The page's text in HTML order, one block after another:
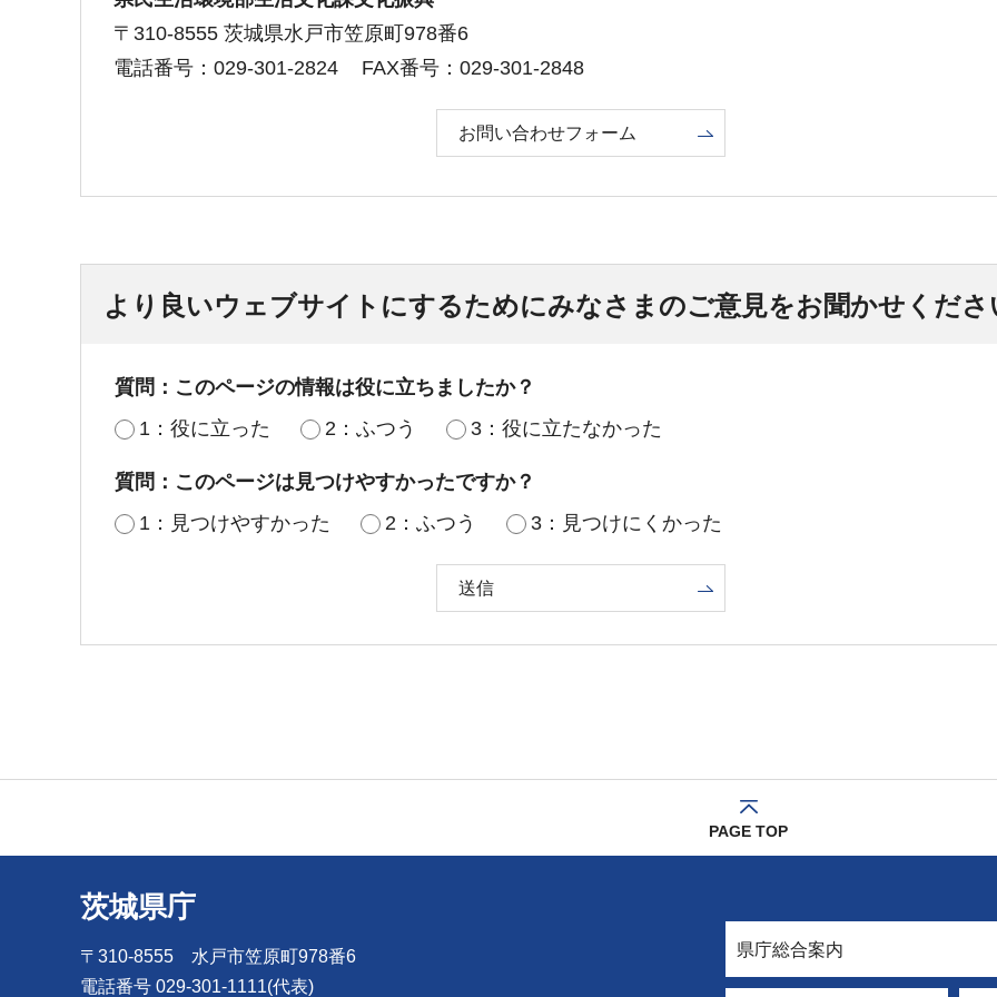
〒310-8555 茨城県水戸市笠原町978番6
電話番号：029-301-2824
FAX番号：029-301-2848
お問い合わせフォーム
より良いウェブサイトにするためにみなさまのご意見をお聞かせくださ
質問：このページの情報は役に立ちましたか？
1：役に立った
2：ふつう 3：役に立たなかった
質問：このページは見つけやすかったですか？
1：見つけやすかった
2：ふつう 3：見つけにくかった
PAGE TOP
茨城県庁
〒310-8555 水戸市笠原町978番6
電話番号 029-301-1111(代表)
県庁総合案内